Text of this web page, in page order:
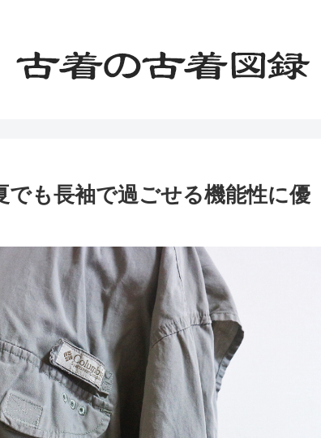
も長袖で過ごせる機能性に優